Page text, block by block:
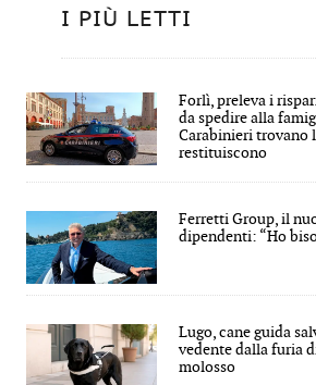
I PIÙ LETTI
Forlì, preleva i
da spedire alla
Carabinieri trovano
restituiscono
Ferretti Group, il
dipendenti: “Ho
Lugo, cane guida
vedente dalla furia
molosso